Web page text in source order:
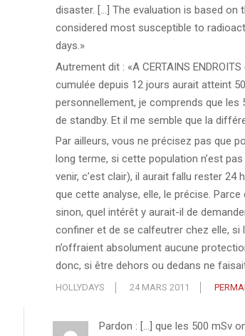
disaster. […] The evaluation is based
considered most susceptible to
days.»
Autrement dit : «A CERTAINS
cumulée depuis 12 jours aurait atteint
personnellement, je comprends que
de standby. Et il me semble que la
Par ailleurs, vous ne précisez pas que
long terme, si cette population n’est
venir, c’est clair), il aurait fallu rester
que cette analyse, elle, le précise.
sinon, quel intérêt y aurait-il de
confiner et de se calfeutrer chez elle,
n’offraient absolument aucune
donc, si être dehors ou dedans ne
HOLLYDAYS 24 MARS 2011
Pardon : […] que les 500 mSv